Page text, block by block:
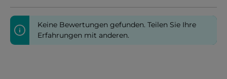
Keine Bewertungen gefunden. Teilen Sie Ihre
Erfahrungen mit anderen.